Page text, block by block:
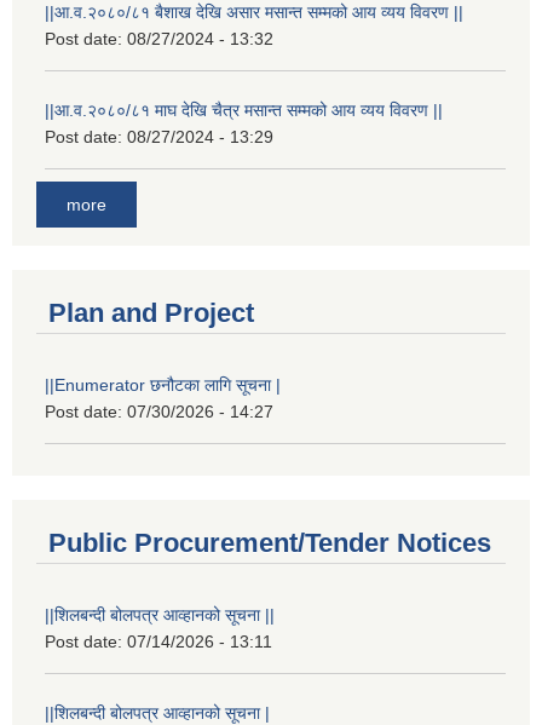
||आ.व.२०८०/८१ बैशाख देखि असार मसान्त सम्मको आय व्यय विवरण ||
Post date: 08/27/2024 - 13:32
||आ.व.२०८०/८१ माघ देखि चैत्र मसान्त सम्मको आय व्यय विवरण ||
Post date: 08/27/2024 - 13:29
more
Plan and Project
||Enumerator छनौटका लागि सूचना |
Post date: 07/30/2026 - 14:27
Public Procurement/Tender Notices
||शिलबन्दी बोलपत्र आव्हानको सूचना ||
Post date: 07/14/2026 - 13:11
||शिलबन्दी बोलपत्र आव्हानको सूचना |